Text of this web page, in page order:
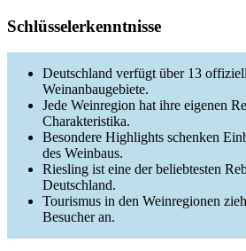
Schlüsselerkenntnisse
Deutschland verfügt über 13
Weinanbaugebiete.
Jede Weinregion hat ihre eigenen
Charakteristika.
Besondere Highlights schenken
des Weinbaus.
Riesling ist eine der beliebtesten
Deutschland.
Tourismus in den Weinregionen
Besucher an.